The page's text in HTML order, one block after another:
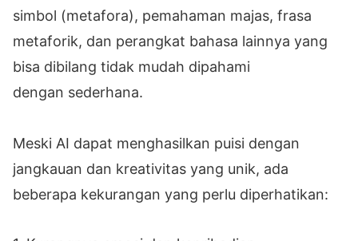
simbol (metafora), pemahaman majas, frasa
metaforik, dan perangkat bahasa lainnya yang
bisa dibilang tidak mudah dipahami
dengan sederhana.
Meski AI dapat menghasilkan puisi dengan
jangkauan dan kreativitas yang unik, ada
beberapa kekurangan yang perlu diperhatikan: